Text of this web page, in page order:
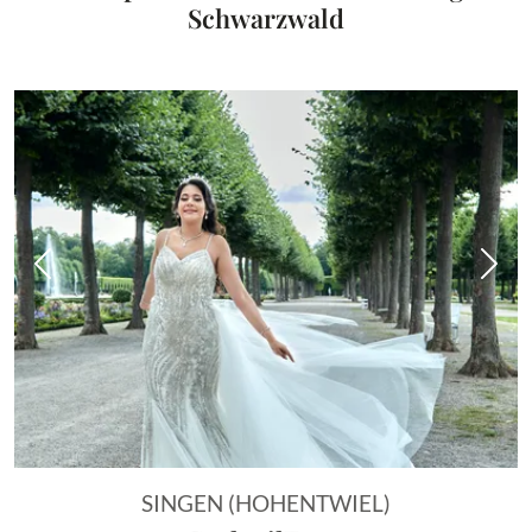
Schwarzwald
Vorheriges Bild
SINGEN (HOHENTWIEL)